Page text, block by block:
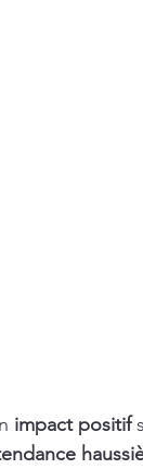
impact positif